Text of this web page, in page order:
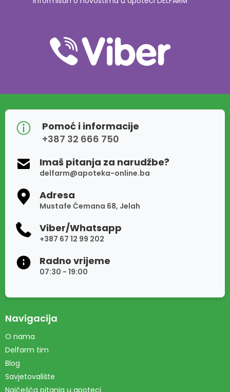
Pomoć i informacije
+387 32 666 750
Imaš pitanja za narudžbe?
delfarm@apoteka-online.ba
Adresa
Mustafe Ćemana 68, Jelah
Viber/Whatsapp
+387 67 12 99 202
Radno vrijeme
07:30 - 19:00
Navigacija
O nama
Delfarm tim
Blog
Savjetovalište